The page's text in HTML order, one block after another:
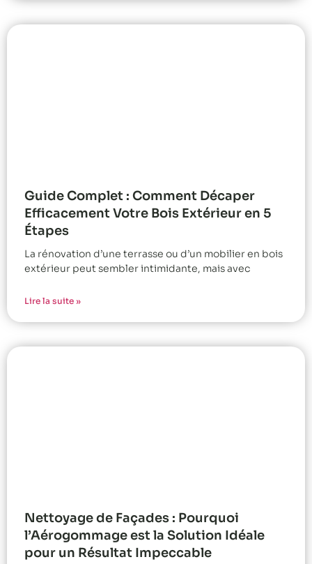
Guide Complet : Comment Décaper
Efficacement Votre Bois Extérieur en 5
Étapes
La rénovation d’une terrasse ou d’un mobilier en bois
extérieur peut sembler intimidante, mais avec
Lire la suite »
Nettoyage de Façades : Pourquoi
l’Aérogommage est la Solution Idéale
pour un Résultat Impeccable